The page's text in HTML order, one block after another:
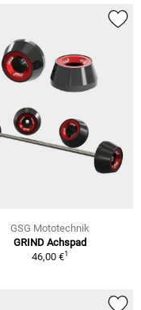
GSG Mototechnik
GRIND Achspad
46,00 €1